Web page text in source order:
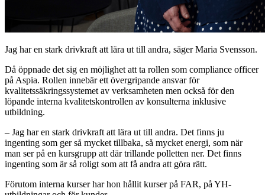
Jag har en stark drivkraft att lära ut till andra, säger Maria Svensson.
Då öppnade det sig en möjlighet att ta rollen som compliance officer
på Aspia. Rollen innebär ett övergripande ansvar för
kvalitetssäkringssystemet av verksamheten men också för den
löpande interna kvalitetskontrollen av konsulterna inklusive
utbildning.
– Jag har en stark drivkraft att lära ut till andra. Det finns ju
ingenting som ger så mycket tillbaka, så mycket energi, som när
man ser på en kursgrupp att där trillande polletten ner. Det finns
ingenting som är så roligt som att få andra att göra rätt.
Förutom interna kurser har hon hållit kurser på FAR, på YH-